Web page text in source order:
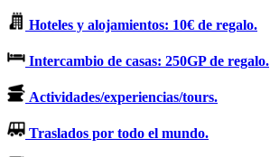
Hoteles y alojamientos: 10€ de regalo.
Intercambio de casas: 250GP de regalo.
Actividades/experiencias/tours.
Traslados por todo el mundo.